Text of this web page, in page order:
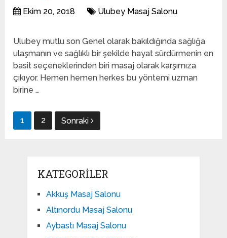
Ekim 20, 2018 Ulubey Masaj Salonu
Ulubey mutlu son Genel olarak bakıldığında sağlığa
ulaşmanın ve sağlıklı bir şekilde hayat sürdürmenin en
basit seçeneklerinden biri masaj olarak karşımıza
çıkıyor. Hemen hemen herkes bu yöntemi uzman
birine …
Yazı
gezinmesi
1 2 Sonraki
KATEGORILER
Akkuş Masaj Salonu
Altınordu Masaj Salonu
Aybastı Masaj Salonu